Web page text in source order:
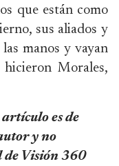
que están como
sus aliados y
manos y vayan
hicieron Morales,
es de
y no
de Visión 360